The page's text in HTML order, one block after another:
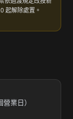
起解除處置。
業日）